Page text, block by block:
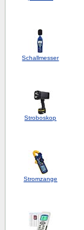
Schallmesser
Stroboskop
Stromzange